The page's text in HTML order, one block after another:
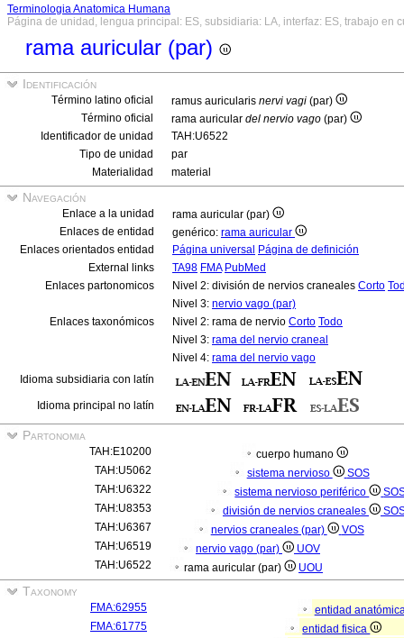
Terminologia Anatomica Humana
Página de unidad, lengua principal: ES, subsidiaria: LA, interfaz: ES, trabajo en
rama auricular (par)
Identificación
Término latino oficial ramus auricularis nervi vagi (par)
Término oficial
rama auricular del nervio vago (par)
Identificador de unidad
TAH:U6522
Tipo de unidad
par
Materialidad
material
Navegación
Enlace a la unidad
rama auricular (par)
Enlaces de entidad
genérico: rama auricular
Enlaces orientados entidad
Página universal Página de definición
External links
TA98 FMA PubMed
Enlaces partonomicos
Nivel 2: división de nervios craneales Corto
Nivel 3: nervio vago (par)
Enlaces taxonómicos
Nivel 2: rama de nervio Corto Todo
Nivel 3: rama del nervio craneal
Nivel 4: rama del nervio vago
Idioma subsidiaria con latín
Idioma principal no latín
Partonomia
TAH:E10200
cuerpo humano
TAH:U5062
sistema nervioso
SOS
TAH:U6322
sistema nervioso periférico
TAH:U8353
división de nervios craneales
TAH:U6367
nervios craneales (par)
VOS
TAH:U6519
nervio vago (par)
UOV
TAH:U6522
rama auricular (par) UOU
Taxonomy
FMA:62955
entidad
FMA:61775
entidad fisica